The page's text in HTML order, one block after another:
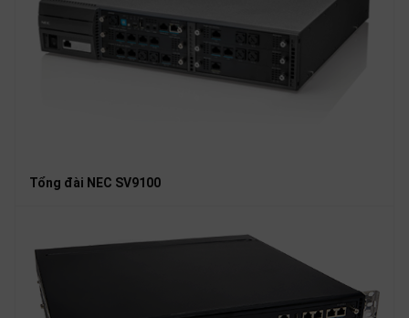
Tổng đài NEC SV9100